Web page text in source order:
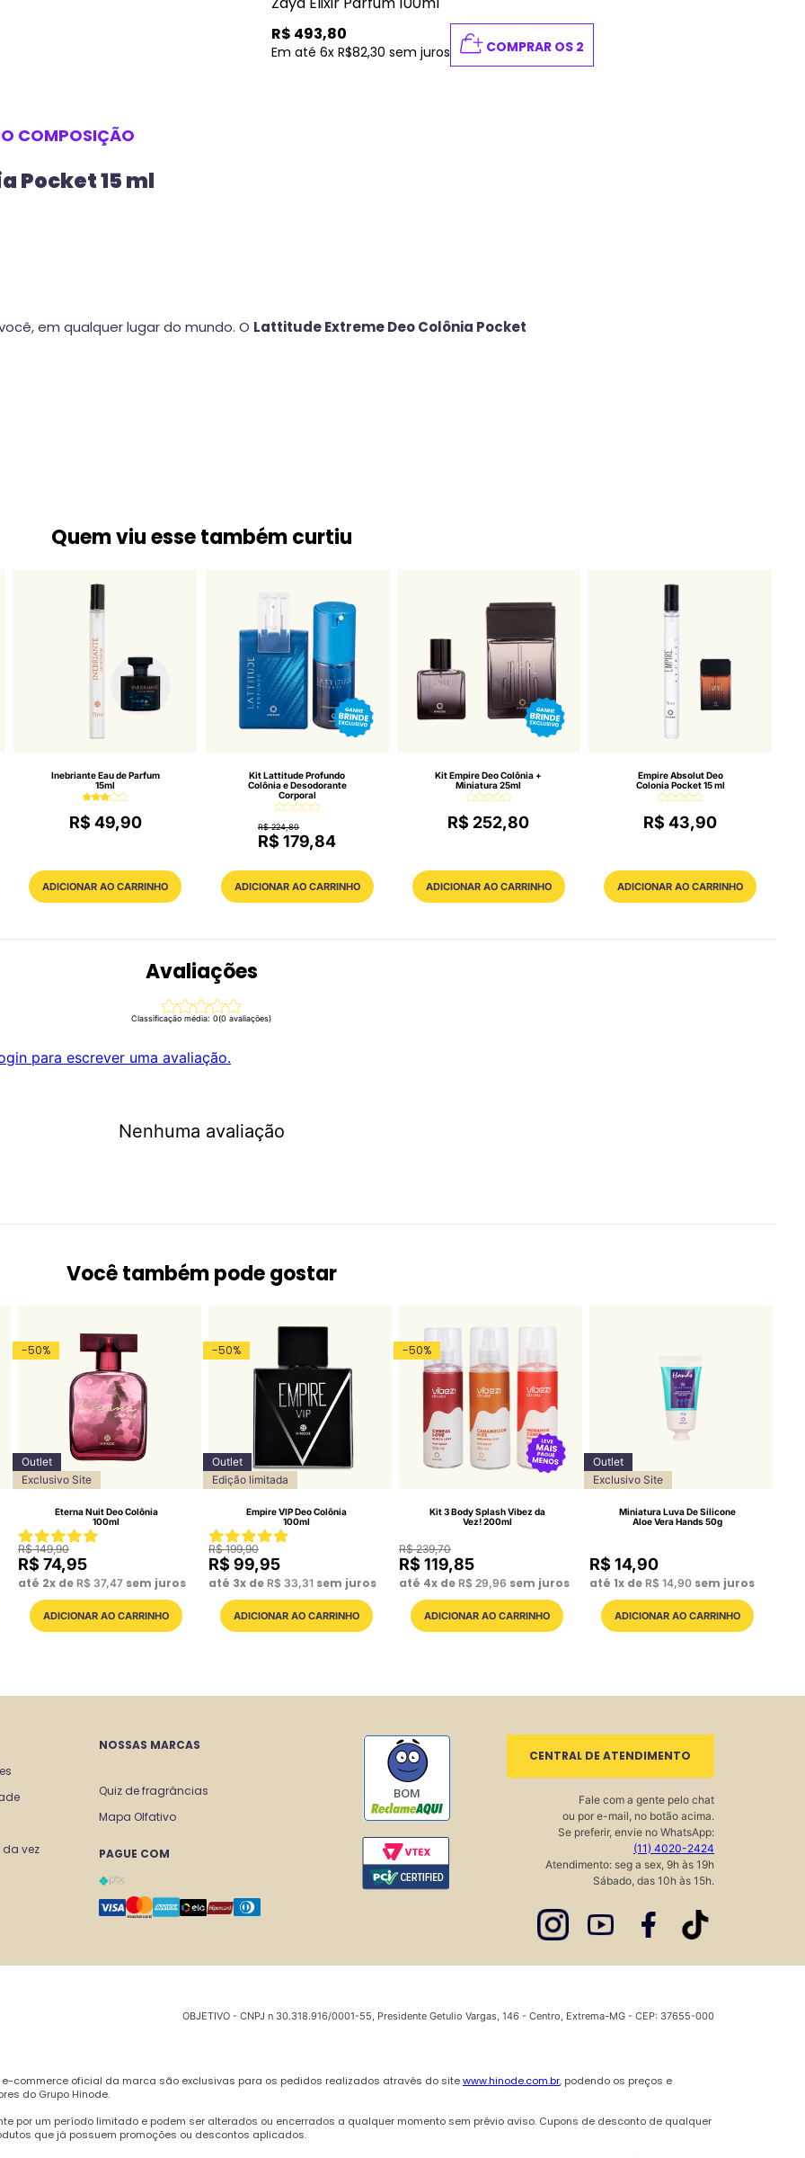
R$ 493,80
Em até 6x R$82,30 sem juros COMPRAR OS 2
COMPOSIÇÃO
Pocket 15 ml
em qualquer lugar do mundo. O Lattitude Extreme Deo Colônia Pocket
Quem viu esse também curtiu
Inebriante Eau de Parfum
15ml
R$ 49,90
ADICIONAR AO CARRINHO
Kit Lattitude Profundo
Colônia e Desodorante
Corporal
R$ 224,80
R$ 179,84
ADICIONAR AO CARRINHO
Kit Empire Deo Colônia +
Miniatura 25ml
R$ 252,80
ADICIONAR AO CARRINHO
Empire Absolut Deo
Colonia Pocket 15 ml
R$ 43,90
ADICIONAR AO CARRINHO
Avaliações
Classificação média: 0(0 avaliações)
para escrever uma avaliação.
Nenhuma avaliação
Você também pode gostar
-50%
Outlet
Exclusivo Site
Eterna Nuit Deo Colônia
100ml
R$ 149,90
R$ 74,95
até 2x de R$ 37,47 sem juros
-50%
Outlet
Edição limitada
Empire VIP Deo Colônia
100ml
R$ 199,90
R$ 99,95
até 3x de R$ 33,31 sem juros
-50%
Kit 3 Body Splash Vibez da
Vez! 200ml
R$ 239,70
R$ 119,85
até 4x de R$ 29,96 sem juros
Outlet
Exclusivo Site
Miniatura Luva De Silicone
Aloe Vera Hands 50g
R$ 14,90
até 1x de R$ 14,90 sem juros
da vez
NOSSAS MARCAS
Quiz de fragrâncias
Mapa Olfativo
PAGUE COM
BOM
CENTRAL DE ATENDIMENTO
Fale com a gente pelo chat
ou por e-mail, no botão acima.
Se preferir, envie no WhatsApp:
(11) 4020-2424
Atendimento: seg a sex, 9h às 19h
Sábado, das 10h às 15h.
OBJETIVO - CNPJ n 30.318.916/0001-55, Presidente Getulio Vargas, 146 - Centro, Extrema-MG - CEP: 37655-000
commerce oficial da marca são exclusivas para os pedidos realizados através do sitewww.hinode.com.br, podendo os preços e
do Grupo Hinode.
por um período limitado e podem ser alterados ou encerrados a qualquer momento sem prévio aviso. Cupons de desconto de qualquer
que já possuem promoções ou descontos aplicados.